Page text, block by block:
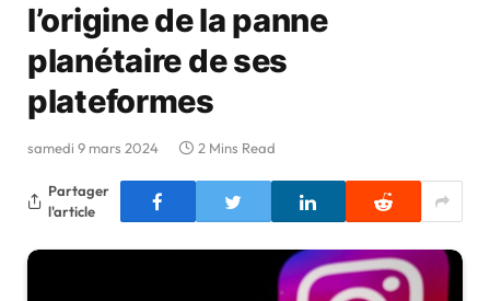
l’origine de la panne
planétaire de ses
plateformes
samedi 9 mars 2024 2 Mins Read
Partager
l'article